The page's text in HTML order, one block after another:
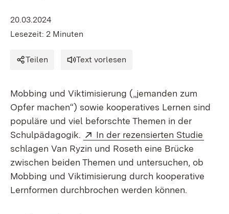
20.03.2024
Lesezeit: 2 Minuten
Teilen Text vorlesen
Mobbing und Viktimisierung („jemanden zum
Opfer machen“) sowie kooperatives Lernen sind
populäre und viel beforschte Themen in der
Schulpädagogik.
Extern:
In der rezensierten Studie
schlagen Van Ryzin und Roseth eine Brücke
zwischen beiden Themen und untersuchen, ob
Mobbing und Viktimisierung durch kooperative
Lernformen durchbrochen werden können.